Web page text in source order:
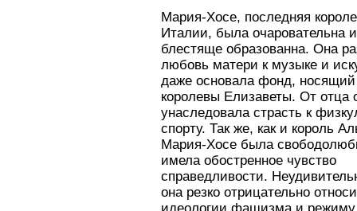
Мария-Хосе, последняя
Италии, была очаровательна и
блестяще образованна. Она
любовь матери к музыке и
даже основала фонд,
королевы Елизаветы. От отца
унаследовала страсть к
спорту. Так же, как и король
Мария-Хосе была
имела обостренное чувство
справедливости.
она резко отрицательно